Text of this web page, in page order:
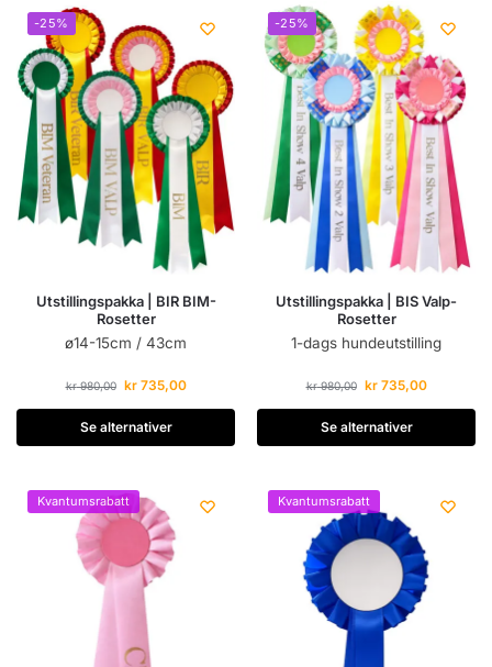
-25%
Utstillingspakka | BIR BIM-
Rosetter
ø14-15cm / 43cm
kr980,00 kr735,00
Se alternativer
-25%
Utstillingspakka | BIS Valp-
Rosetter
1-dags hundeutstilling
kr980,00 kr735,00
Se alternativer
Kvantumsrabatt Kvantumsrabatt